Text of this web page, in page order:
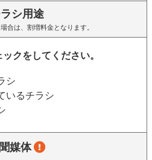
シ用途
合は、割増料金となります。
クをしてください。
シ
いるチラシ
媒体